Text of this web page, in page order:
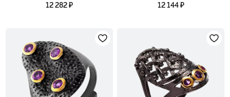
12 282 ₽ 12 144 ₽